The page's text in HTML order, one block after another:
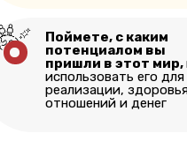
Поймете, с каким
потенциалом вы
пришли в этот мир,
использовать его для
реализации,
отношений и денег